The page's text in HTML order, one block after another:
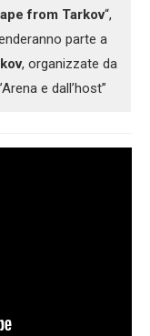
from Tarkov“,
parte a
, organizzate da
e dall’host”